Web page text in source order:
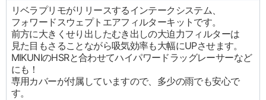
リベラプリモがリリースするインテークシステム、
フォワードスウェプトエアフィルターキットです。
前方に大きくせり出したむき出しの大迫力フィルターは
見た目もさることながら吸気効率も大幅にUPさせます。
MIKUNIのHSRと合わせてハイパワードラッグレーサーなど
にも！
専用カバーが付属していますので、多少の雨でも安心で
す。